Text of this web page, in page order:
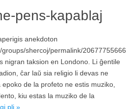
pens-kapablaj
anekdoton
shercoj/permalink/20677755666
nigran taksion en Londono. Li ĝentile
ĉar laŭ sia religio li devas ne
de la profeto ne estis muziko,
kiu estas la muziko de la
pli »